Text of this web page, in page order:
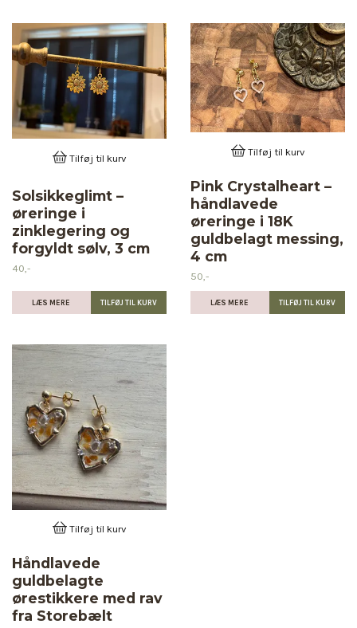
Tilføj til kurv
Solsikkeglimt –
øreringe i
zinklegering og
forgyldt sølv, 3 cm
40,-
LÆS MERE
Tilføj til kurv
Pink Crystalheart –
håndlavede
øreringe i 18K
guldbelagt messing,
4 cm
50,-
LÆS MERE
Tilføj til kurv
Håndlavede
guldbelagte
ørestikkere med rav
fra Storebælt